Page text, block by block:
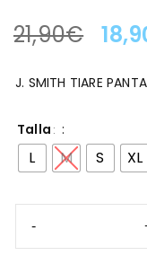
LA OFERTA TERMINA
21,90€
J. SMITH TIARE
Talla
L M S XL